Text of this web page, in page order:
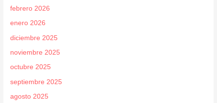
febrero 2026
enero 2026
diciembre 2025
noviembre 2025
octubre 2025
septiembre 2025
agosto 2025